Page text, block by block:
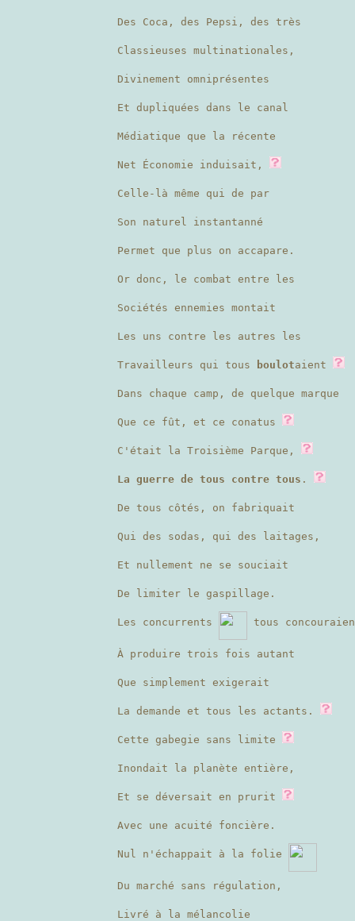
Des Coca, des Pepsi, des très
Classieuses multinationales,
Divinement omniprésentes
Et dupliquées dans le canal
Médiatique que la récente
Net Économie induisait,
Celle-là même qui de par
Son naturel instantanné
Permet que plus on accapare.
Or donc, le combat entre les
Sociétés ennemies montait
Les uns contre les autres les
Travailleurs qui tous boulotaient
Dans chaque camp, de quelque marque
Que ce fût, et ce conatus
C'était la Troisième Parque,
La guerre de tous contre tous .
De tous côtés, on fabriquait
Qui des sodas, qui des laitages,
Et nullement ne se souciait
De limiter le gaspillage.
Les concurrents tous
À produire trois fois autant
Que simplement exigerait
La demande et tous les actants.
Cette gabegie sans limite
Inondait la planète entière,
Et se déversait en prurit
Avec une acuité foncière.
Nul n'échappait à la folie
Du marché sans régulation,
Livré à la mélancolie